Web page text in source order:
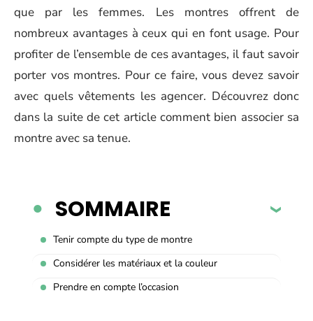
que par les femmes. Les montres offrent de
nombreux avantages à ceux qui en font usage. Pour
profiter de l’ensemble de ces avantages, il faut savoir
porter vos montres. Pour ce faire, vous devez savoir
avec quels vêtements les agencer. Découvrez donc
dans la suite de cet article comment bien associer sa
montre avec sa tenue.
SOMMAIRE
Tenir compte du type de montre
Considérer les matériaux et la couleur
Prendre en compte l’occasion